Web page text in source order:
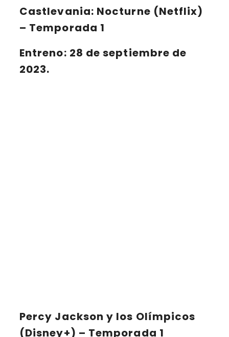
Castlevania: Nocturne (Netflix)
– Temporada 1
Entreno: 28 de septiembre de
2023.
Percy Jackson y los Olímpicos
(Disney+) – Temporada 1